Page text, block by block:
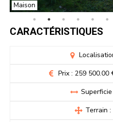
Maison
CARACTÉRISTIQUES
Prix : 259 500.00
Superficie
Terrain :